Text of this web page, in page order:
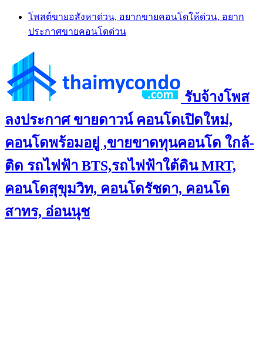
Skip
content
โพสต์ขายอสังหาด่วน, อยากขายคอนโดให้ด่วน, อยาก
ประกาศขายคอนโดด่วน
รับจ้างโพส
ลงประกาศ ขายดาวน์ คอนโดเปิดใหม่,
คอนโดพร้อมอยู่ ,ขายขาดทุนคอนโด ใกล้-
ติด รถไฟฟ้า BTS,รถไฟฟ้าใต้ดิน MRT,
คอนโดสุขุมวิท, คอนโดรัชดา, คอนโด
สาทร, อ่อนนุช